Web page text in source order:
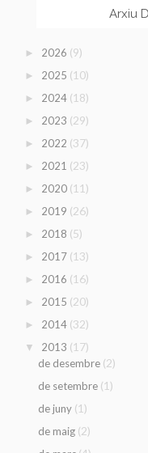
Arxiu
► 2026 (9)
► 2025 (10)
► 2024 (18)
► 2023 (29)
► 2022 (37)
► 2021 (23)
► 2020 (11)
► 2019 (26)
► 2018 (5)
► 2017 (13)
► 2016 (16)
► 2015 (20)
► 2014 (32)
▼ 2013 (17)
de desembre (2)
de setembre (1)
de juny (1)
de maig (2)